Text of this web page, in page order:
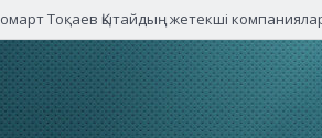
Тоқаев Қытайдың жетекші